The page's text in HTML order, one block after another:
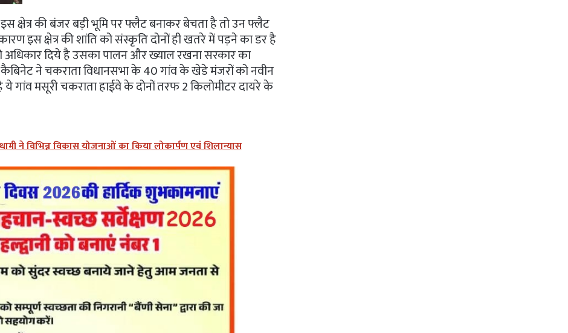
क्षेत्र की बंजर बड़ी भूमि पर फ्लैट बनाकर बेचता है तो उन फ्लैट
इस क्षेत्र की शांति को संस्कृति दोनों ही खतरे में पड़ने का डर है
अधिकार दिये है उसका पालन और ख्याल रखना सरकार का
ने चकराता विधानसभा के 40 गांव के खेडे मंजरों को नवीन
गांव मसूरी चकराता हाईवे के दोनों तरफ 2 किलोमीटर दायरे के
ने विभिन्न विकास योजनाओं का किया लोकार्पण एवं शिलान्यास